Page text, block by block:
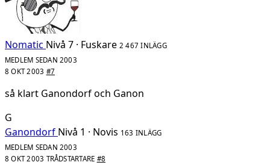
Nomatic Nivå 7 · Fuskare 2 467 INLÄGG
MEDLEM SEDAN 2003
8 OKT 2003 #7
så klart Ganondorf och Ganon
G
Ganondorf Nivå 1 · Novis 163 INLÄGG
MEDLEM SEDAN 2003
8 OKT 2003 TRÅDSTARTARE #8